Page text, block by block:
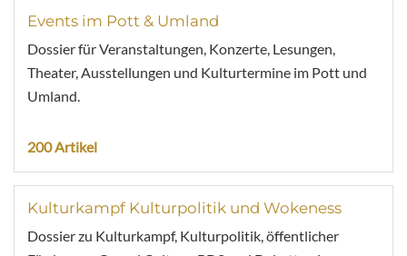
Events im Pott & Umland
Dossier für Veranstaltungen, Konzerte, Lesungen,
Theater, Ausstellungen und Kulturtermine im Pott und
Umland.
200 Artikel
Kulturkampf Kulturpolitik und Wokeness
Dossier zu Kulturkampf, Kulturpolitik, öffentlicher